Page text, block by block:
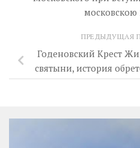
московскою
ПРЕДЫДУЩАЯ
Годеновский Крест
святыни, история